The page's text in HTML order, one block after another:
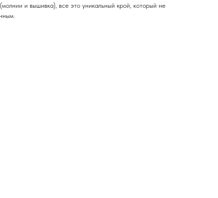
и вышивка), все это уникальный крой, который не